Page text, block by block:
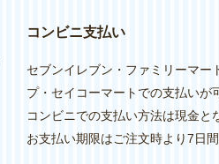
コンビニ支払い
セブンイレブン・ファミリーマー
プ・セイコーマートでの支払いが
コンビニでの支払い方法は現金と
お支払い期限はご注文時より7日間